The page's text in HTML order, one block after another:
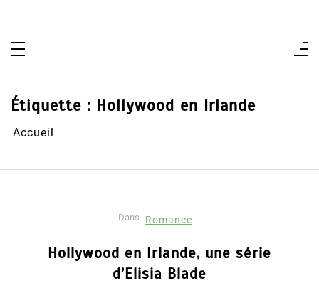
Étiquette : Hollywood en Irlande
Accueil
Dans Romance
Hollywood en Irlande, une série
d’Elisia Blade